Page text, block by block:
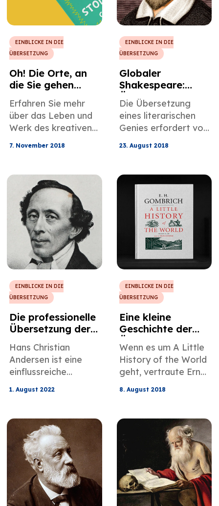
EINBLICKE IN DIE
ÜBERSETZUNG
Oh! Die Orte, an
die Sie gehen
werden ... mit
Übersetzungen:
Die Erfahrungen
des
professionellen
Erfahren Sie mehr
über das Leben und
Werk des kreativen
von Kinderliteratur
eine Reihe neuer
Wörter ausgedacht
hat, um
Entsprechungen zu
finden.
7. November 2018
EINBLICKE IN DIE
ÜBERSETZUNG
Globaler
Shakespeare:
Übersetzung des
jambischen
Pentameters
Die Übersetzung
eines literarischen
Genies erfordert von
eine kreative und
Methode, und
William
Shakespeares
literarische Werke
bilden da keine
Ausnahme, da sie
viele einzigartige
Wörter verwenden,
beigetragen haben,
die Struktur der
englischen Sprache,
wie wir sie heute
kennen, zu prägen.
23. August 2018
EINBLICKE IN DIE
ÜBERSETZUNG
Die professionelle
Übersetzung der
Märchen von
Hans Christian
Andersen
Hans Christian
Andersen ist eine
einflussreiche
Kinderliteratur und
Übersetzung seiner
Werke ist sicherlich
eine
herausfordernde
Aufgabe für jeden
erfahrenen
Übersetzer.
1. August 2022
EINBLICKE IN DIE
ÜBERSETZUNG
Eine kleine
Geschichte der
Übersetzung von
Ernst H. Gombrich
Wenn es um A Little
History of the World
geht, vertraute Ernst
niemandem, seinen
Englische zu
übersetzen.
8. August 2018